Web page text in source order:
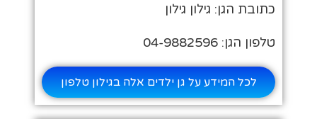
כתובת הגן: גילון גילון
טלפון הגן: 04-9882596
לכל המידע על גן ילדים אלה בגילון טלפון